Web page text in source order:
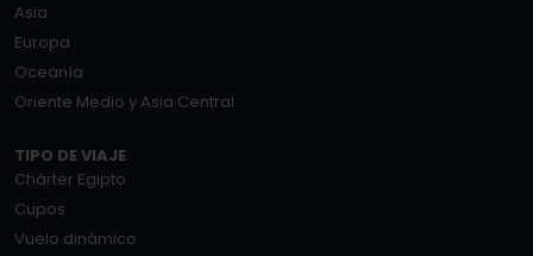
Asia
Europa
Oceanía
Oriente Medio y Asia Central
TIPO DE VIAJE
Chárter Egipto
Cupos
Vuelo dinámico